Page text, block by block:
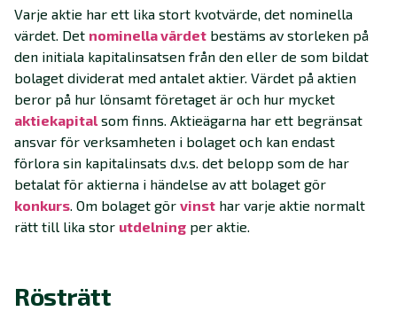
Varje aktie har ett lika stort kvotvärde, det nominella
värdet. Det nominella värdet bestäms av storleken på
den initiala kapitalinsatsen från den eller de som bildat
bolaget dividerat med antalet aktier. Värdet på aktien
beror på hur lönsamt företaget är och hur mycket
aktiekapital som finns. Aktieägarna har ett begränsat
ansvar för verksamheten i bolaget och kan endast
förlora sin kapitalinsats d.v.s. det belopp som de har
betalat för aktierna i händelse av att bolaget gör
konkurs. Om bolaget gör vinst har varje aktie normalt
rätt till lika stor utdelning per aktie.
Rösträtt